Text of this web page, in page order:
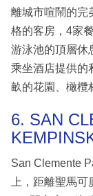
離城市喧鬧的完
格的客房，4家
游泳池的頂層休
乘坐酒店提供的
畝的花園、橄欖
6. SAN
San Clemente
上，距離聖馬